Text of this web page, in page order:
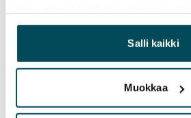
yhdistää näitä tietoja muihin
heille tai joita on kerätty, kun olet
palvelujaan.
Salli kaikki
Muokkaa
operaattoriin Telia.
Kyllä